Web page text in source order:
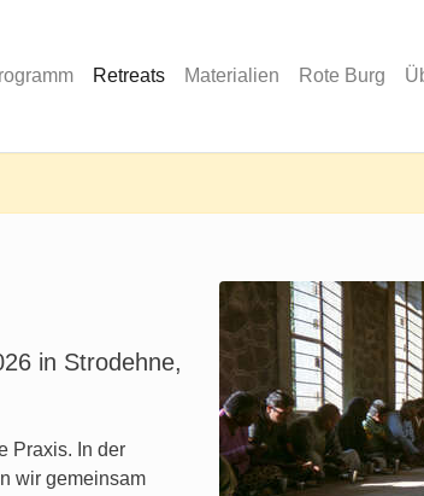
Retreats Materialien Rote Burg
in Strodehne,
Praxis. In der
wir gemeinsam